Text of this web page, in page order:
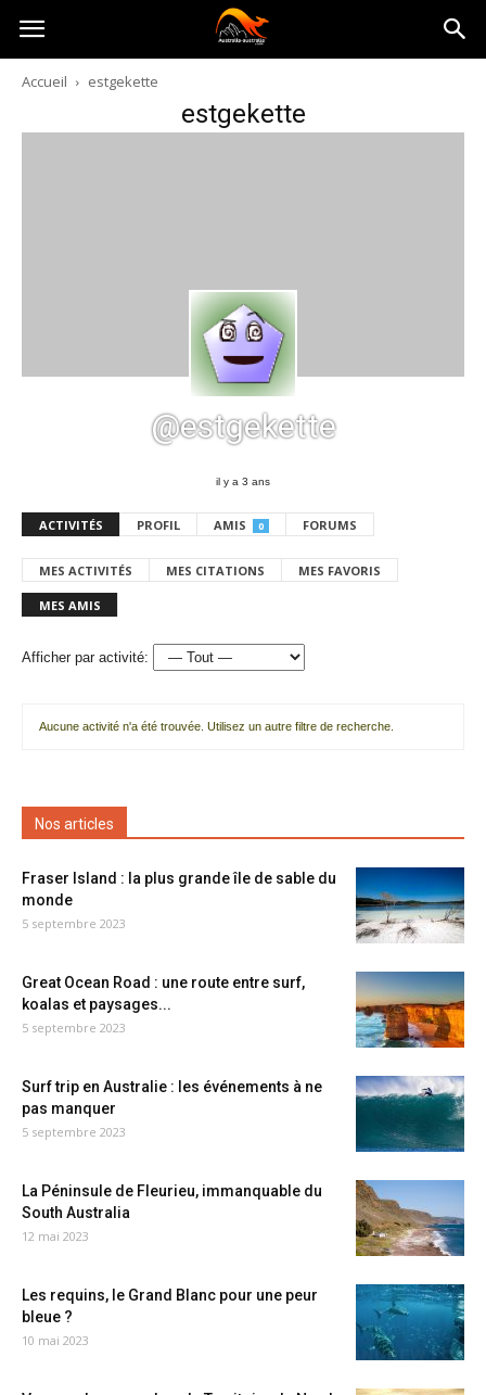
Australia-
australie.com
Accueil estgekette
estgekette
@estgekette
il y a 3 ans
ACTIVITÉS PROFIL AMIS 0 FORUMS
MES ACTIVITÉS MES CITATIONS MES FAVORIS
MES AMIS
Afficher par activité:
Aucune activité n'a été trouvée. Utilisez un autre filtre de recherche.
Nos articles
Fraser Island : la plus grande île de sable du
monde
5 septembre 2023
Great Ocean Road : une route entre surf,
koalas et paysages...
5 septembre 2023
Surf trip en Australie : les événements à ne
pas manquer
5 septembre 2023
La Péninsule de Fleurieu, immanquable du
South Australia
12 mai 2023
Les requins, le Grand Blanc pour une peur
bleue ?
10 mai 2023